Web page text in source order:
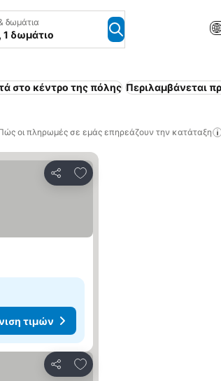
δωμάτια
1 δωμάτιο
στο κέντρο της πόλης Περιλαμβάνεται
οι πληρωμές σε εμάς επηρεάζουν την κατάταξη
Κοινοποίηση
Προσθήκη στα αγαπημένα
τιμών
Κοινοποίηση
Προσθήκη στα αγαπημένα